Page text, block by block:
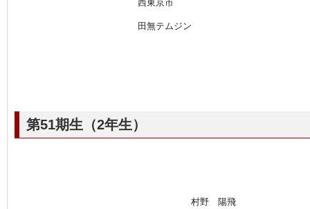
西東京市
田無テムジン
第51期生（2年生）
村野 陽飛